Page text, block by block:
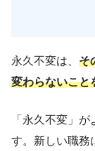
永久不変は、 そ
変わらないこと
「永久不変」
す。新しい職務